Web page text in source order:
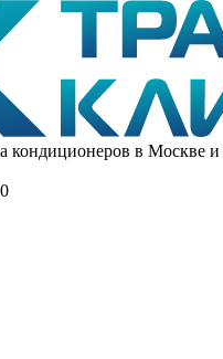
кондиционеров в Москве